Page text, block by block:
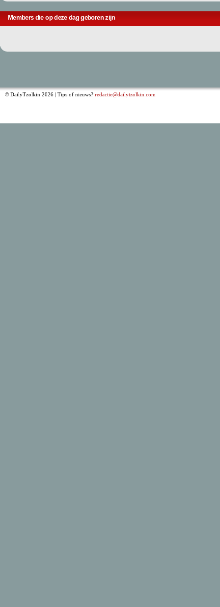
Members die op deze dag geboren zijn
© DailyTzolkin 2026 | Tips of nieuws? redactie@dailytzolkin.com